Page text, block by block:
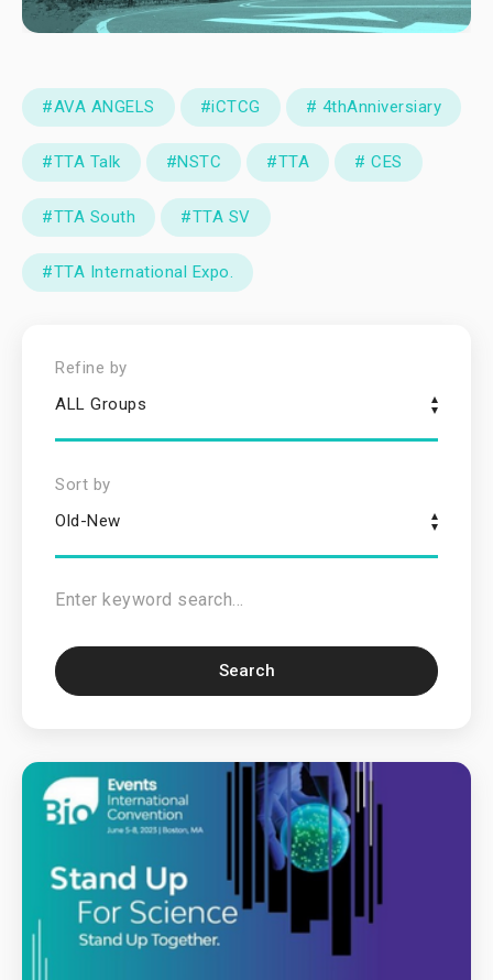
#AVA ANGELS #iCTCG # 4thAnniversiary
#TTA Talk #NSTC #TTA # CES
#TTA South #TTA SV
#TTA International Expo.
Refine by
ALL Groups
Sort by
Old-New
Search